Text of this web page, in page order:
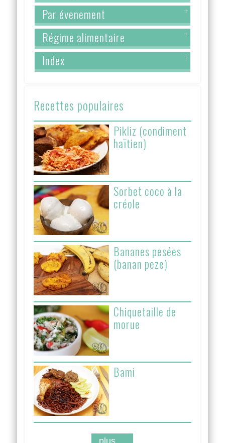
Par évenement +
Régime alimentaire +
Index +
Recettes populaires
Pikliz (condiment
haïtien)
Sorbet coco à la
créole
Bananes pesées
(banan peze)
Chiquetaille de
morue
Bami
plus ...